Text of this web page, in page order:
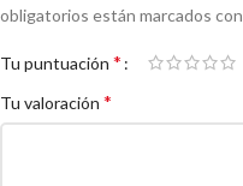
obligatorios están marcados con
Tu puntuación *
Tu valoración *